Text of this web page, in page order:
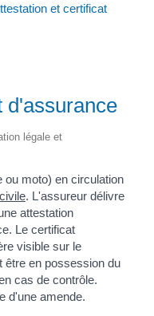
et certificat
d'assurance
légale et
ou moto) en circulation
. L'assureur délivre
attestation
Le certificat
visible sur le
être en possession du
cas de contrôle.
d'une amende.